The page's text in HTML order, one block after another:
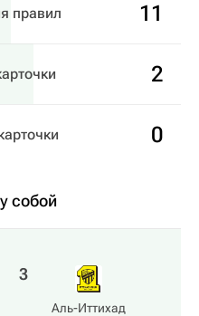
правил 11
2
0
собой
3
Аль-Иттихад